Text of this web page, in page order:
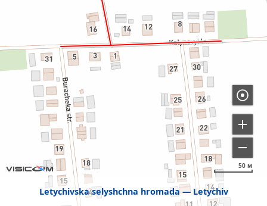
Letychivska selyshchna hromada Letychiv
50 м